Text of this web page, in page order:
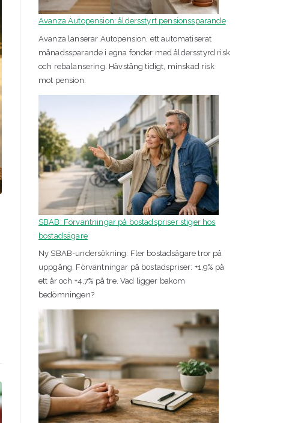
Avanza Autopension: åldersstyrt pensionssparande
Avanza lanserar Autopension, ett automatiserat
månadssparande i egna fonder med åldersstyrd risk
och rebalansering. Hävstång tidigt, minskad risk
mot pension.
SBAB: Förväntningar på bostadspriser stiger hos
bostadsägare
Ny SBAB-undersökning: Fler bostadsägare tror på
uppgång. Förväntningar på bostadspriser: +1,9% på
ett år och +4,7% på tre. Vad ligger bakom
bedömningen?